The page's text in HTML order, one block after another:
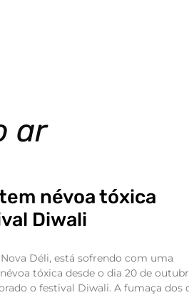
ar
névoa tóxica
Diwali
Déli, está sofrendo com uma
tóxica desde o dia 20 de
o festival Diwali. A fumaça dos